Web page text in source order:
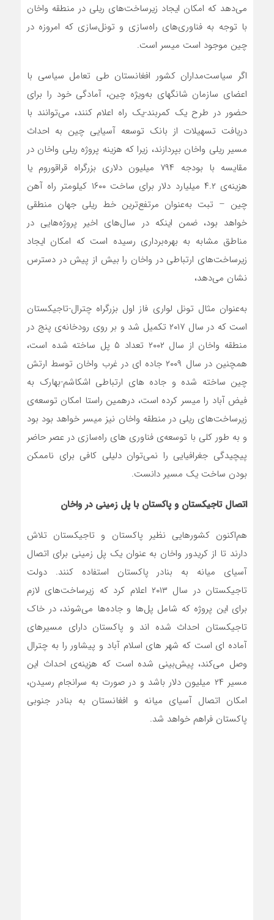
می‌دهد که امکان‌ ایجاد زیرساخت‌های ریلی در منطقه واخان
با توجه به فناوری‌های راه‌سازی و تونل‌سازی که امروزه در
چین موجود است میسر است.
اگر سیاست‌مداران کشور افغانستان طی تعامل سیاسی با
اعضای سازمان شانگهای به‌ویژه چین، آمادگی خود را برای
حضور در طرح یک کمربند-یک راه اعلام کنند، می‌توانند با
دریافت تسهیلات از بانک توسعه آسیایی چین به احداث
مسیر ریلی واخان بپردازند، زیرا که هزینه پروژه ریلی واخان در
مقایسه با بودجه ۷۹۴ میلیون دلاری بزرگراه قراقوروم یا
هزینه‌ی ۴.۲ میلیارد دلار برای ساخت ۱۶۰۰ کیلومتر راه آهن
چین – تبت به‌عنوان مرتفع‌ترین خط ریلی جهان منطقی
خواهد بود، ضمن اینکه در سال‌های اخیر پروژه‌هایی در
مناطق مشابه به بهره‌برداری رسیده است که امکان ایجاد
زیرساخت‌های ارتباطی در واخان را بیش از پیش در دسترس
نشان می‌دهد،
به‌عنوان مثال تونل لواری فاز اول بزرگراه چترال-تاجیکستان
است که در سال ۲۰۱۷ تکمیل شد و بر روی رودخانه‌ی پنج در
منطقه واخان از سال ۲۰۰۲ تعداد ۵ پل ساخته شده است،
همچنین در سال ۲۰۰۹ جاده ای در غرب واخان توسط ارتش
چین ساخته شده و جاده های ارتباطی اشکاشم-بهارک به
فیض آباد را میسر کرده است، درهمین راستا امکان توسعه‌ی
زیرساخت‌های ریلی در منطقه واخان نیز میسر خواهد بود بود
و به طور کلی با توسعه‌ی فناوری های راه‌سازی در عصر حاضر
پیچیدگی جغرافیایی را نمی‌توان دلیلی کافی برای ناممکن
بودن ساخت یک مسیر دانست.
اتصال تاجیکستان و پاکستان با پل زمینی در واخان
هم‌اکنون کشورهایی نظیر پاکستان و تاجیکستان تلاش
دارند تا از کریدور واخان به عنوان یک پل زمینی برای اتصال
آسیای میانه به بنادر پاکستان استفاده کنند. دولت
تاجیکستان در سال ۲۰۱۳ اعلام کرد که زیرساخت‌های لازم
برای این پروژه که شامل پل‌ها و جاده‌ها می‌شوند، در خاک
تاجیکستان احداث شده اند و پاکستان دارای مسیرهای
آماده ای است که شهر های اسلام آباد و پیشاور را به چترال
وصل می‌کند، پیش‌بینی شده است که هزینه‌ی احداث این
مسیر ۲۴ میلیون دلار باشد و در صورت به سرانجام رسیدن،
امکان اتصال آسیای میانه و افغانستان به بنادر جنوبی
پاکستان فراهم خواهد شد.